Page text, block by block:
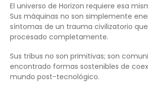
El universo de Horizon requiere esa
Sus máquinas no son simplemente
síntomas de un trauma civilizatorio
procesado completamente.
Sus tribus no son primitivas; son
encontrado formas sostenibles de
mundo post-tecnológico.